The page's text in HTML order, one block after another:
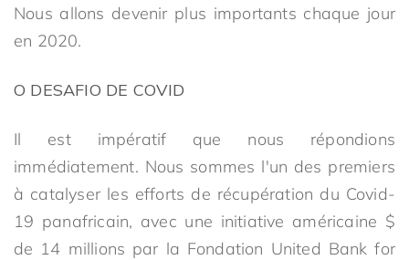
Nous allons devenir plus importants chaque jour
en 2020.
O DESAFIO DE COVID
Il est impératif que nous répondions
immédiatement. Nous sommes l'un des premiers
à catalyser les efforts de récupération du Covid-
19 panafricain, avec une initiative américaine $
de 14 millions par la Fondation United Bank for